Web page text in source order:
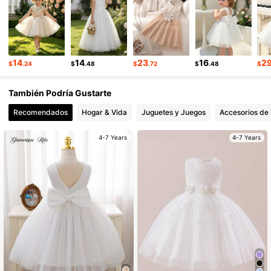
$14.24 $14.48 $23.72 $16.48 $
También Podría Gustarte
Recomendados Hogar & Vida Juguetes y Juegos Accesorios de
4-7 Years 4-7 Years